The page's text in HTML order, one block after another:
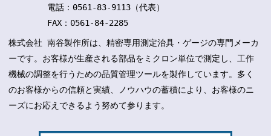
電話：0561-83-9113（代表）
FAX：0561-84-2285
株式会社 南谷製作所は、精密専用測定治具・ゲージの専門メーカ
ーです。お客様が生産される部品をミクロン単位で測定し、工作
機械の調整を行うための品質管理ツールを製作しています。多く
のお客様からの信頼と実績、ノウハウの蓄積により、お客様のニ
ーズにお応えできるよう努めて参ります。